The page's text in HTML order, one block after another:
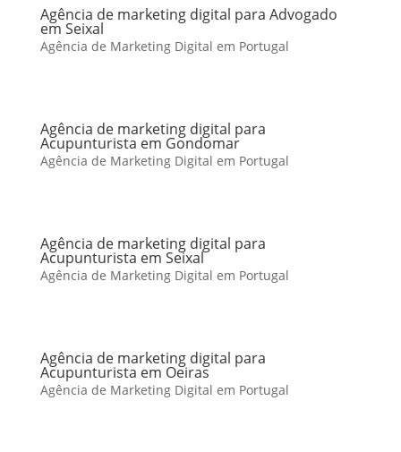
Agência de marketing digital para Advogado
em Seixal
Agência de Marketing Digital em Portugal
Agência de marketing digital para
Acupunturista em Gondomar
Agência de Marketing Digital em Portugal
Agência de marketing digital para
Acupunturista em Seixal
Agência de Marketing Digital em Portugal
Agência de marketing digital para
Acupunturista em Oeiras
Agência de Marketing Digital em Portugal